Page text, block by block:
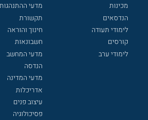
מכינות
הנדסאים
לימודי תעודה
קורסים
לימודי ערב
מדעי ההתנהגות
תקשורת
חינוך והוראה
חשבונאות
מדעי המחשב
הנדסה
מדעי המדינה
אדריכלות
עיצוב פנים
פסיכולוגיה